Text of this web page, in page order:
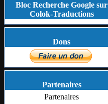
Bloc Recherche Google sur
Colok-Traductions
Dons
Partenaires
Partenaires